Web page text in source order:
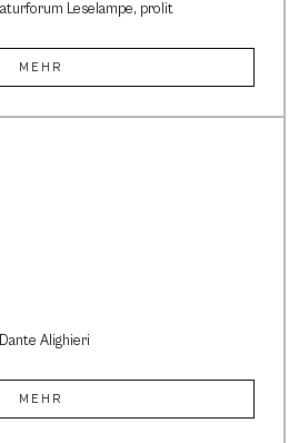
Leselampe, prolit
MEHR
Alighieri
MEHR